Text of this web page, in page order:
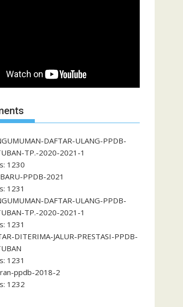
DAFTAR-ULANG-PPDB-
TP.-2020-2021-1
1230
PPDB-2021
1231
DAFTAR-ULANG-PPDB-
TP.-2020-2021-1
1231
DITERIMA-JALUR-PRESTASI-PPDB-
1231
ppdb-2018-2
1232